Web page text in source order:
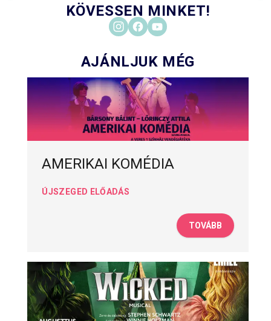
KÖVESSEN MINKET!
AJÁNLJUK MÉG
AMERIKAI KOMÉDIA
ÚJSZEGED ELŐADÁS
TOVÁBB